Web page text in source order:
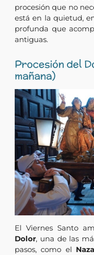
procesión que no
está en la quietud,
profunda que
antiguas.
Procesión del
mañana)
El Viernes Santo
Dolor, una de las
pasos, como el